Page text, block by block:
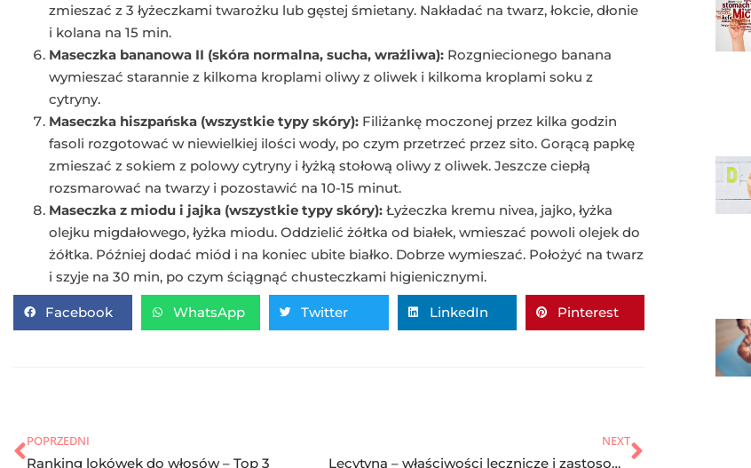
zmieszać z 3 łyżeczkami twarożku lub gęstej śmietany. Nakładać na twarz, łokcie, dłonie
i kolana na 15 min.
Maseczka bananowa II (skóra normalna, sucha, wrażliwa): Rozgniecionego banana
wymieszać starannie z kilkoma kroplami oliwy z oliwek i kilkoma kroplami soku z
cytryny.
Maseczka hiszpańska (wszystkie typy skóry): Filiżankę moczonej przez kilka godzin
fasoli rozgotować w niewielkiej ilości wody, po czym przetrzeć przez sito. Gorącą papkę
zmieszać z sokiem z polowy cytryny i łyżką stołową oliwy z oliwek. Jeszcze ciepłą
rozsmarować na twarzy i pozostawić na 10-15 minut.
Maseczka z miodu i jajka (wszystkie typy skóry): Łyżeczka kremu nivea, jajko, łyżka
olejku migdałowego, łyżka miodu. Oddzielić żółtka od białek, wmieszać powoli olejek do
żółtka. Później dodać miód i na koniec ubite białko. Dobrze wymieszać. Położyć na twarz
i szyje na 30 min, po czym ściągnąć chusteczkami higienicznymi.
Facebook WhatsApp Twitter LinkedIn Pinterest
POPRZEDNI
Ranking lokówek do włosów – Top 3
NEXT
Lecytyna – właściwości lecznicze i zastosowanie